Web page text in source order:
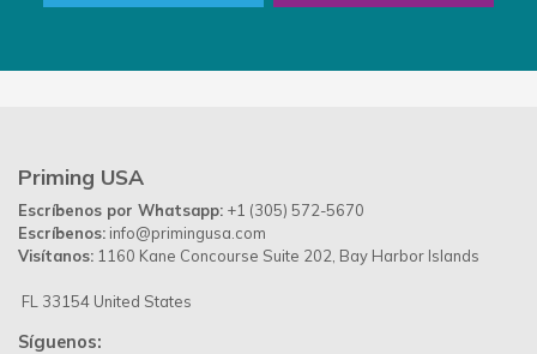
Priming USA
Escríbenos por Whatsapp: +1 (305) 572-5670
Escríbenos: info@primingusa.com
Visítanos: 1160 Kane Concourse Suite 202, Bay Harbor Islands
FL 33154 United States
Síguenos: